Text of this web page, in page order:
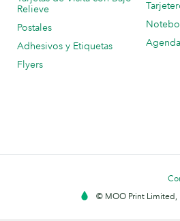
Relieve
Postales
Adhesivos y Etiquetas
Flyers
© MOO Print Limited,